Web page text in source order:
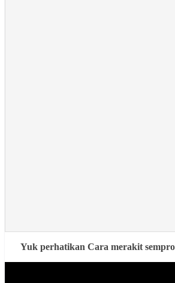
Yuk perhatikan Cara merakit